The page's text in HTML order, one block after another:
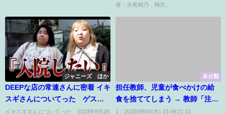
者：永尾柚乃 梅沢...
ジャニーズ ほか
DEEPな店の常連さんに密着 イキ
スギさんについてった ゲス
ト：ファーストサマーウイカ 9
イキスギさんについてった 2023年9月26
未分類
担任教師、児童が食べかけの給
食を捨ててしまう → 教師「注意
を聞かなかったから」→ 学校が
1：2025/09/04(木) 23:49:21.01